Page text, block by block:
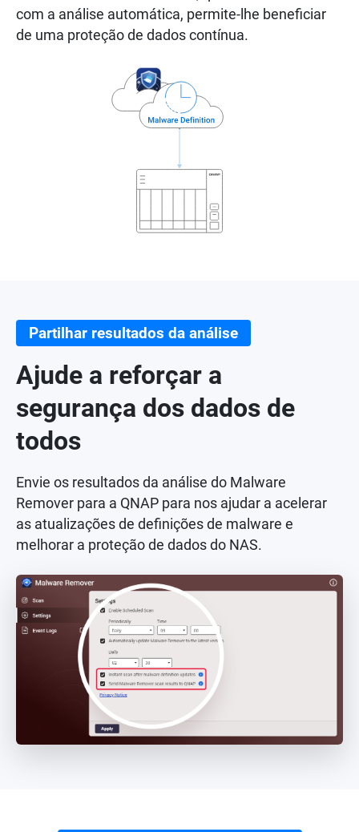
com a análise automática, permite-lhe beneficiar
de uma proteção de dados contínua.
Partilhar resultados da análise
Ajude a reforçar a
segurança dos dados de
todos
Envie os resultados da análise do Malware
Remover para a QNAP para nos ajudar a acelerar
as atualizações de definições de malware e
melhorar a proteção de dados do NAS.